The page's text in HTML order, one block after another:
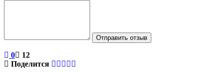
Отправить отзыв
0
12
Поделится